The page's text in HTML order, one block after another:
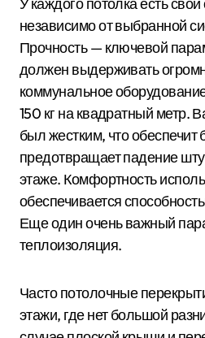
независимо от выбранной
Прочность — ключевой
должен выдерживать
коммунальное
150 кг на квадратный метр.
был жестким, что обеспечит
предотвращает падение
этаже. Комфортность
обеспечивается
Еще один очень важный
теплоизоляция.
Часто потолочные
этажи, где нет большой